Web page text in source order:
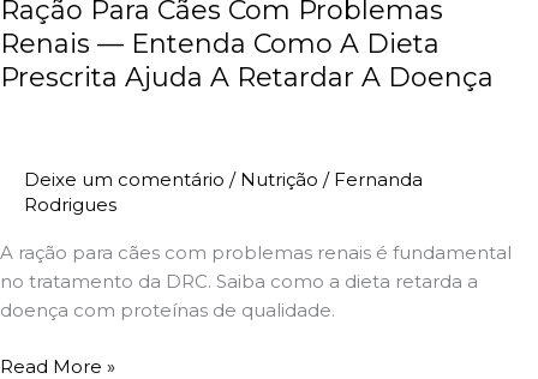
Ração Para Cães Com Problemas
Renais — Entenda Como A Dieta
Prescrita Ajuda A Retardar A Doença
Deixe um comentário / Nutrição / Fernanda
Rodrigues
A ração para cães com problemas renais é fundamental
no tratamento da DRC. Saiba como a dieta retarda a
doença com proteínas de qualidade.
Retardar
A
Doença
Read More »